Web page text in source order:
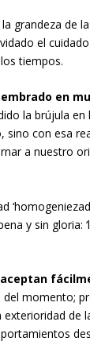
grandeza de
el
tiempos.
en
la brújula
con esa
a nuestro
y sin gloria:
momento;
de